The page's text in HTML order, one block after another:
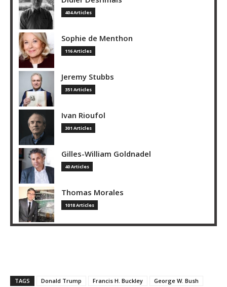
404 Articles
Sophie de Menthon
116 Articles
Jeremy Stubbs
351 Articles
Ivan Rioufol
301 Articles
Gilles-William Goldnadel
40 Articles
Thomas Morales
1018 Articles
TAGS Donald Trump Francis H. Buckley
George W. Bush